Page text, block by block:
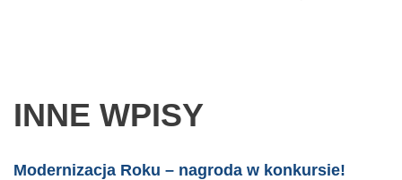
INNE WPISY
Modernizacja Roku – nagroda w konkursie!